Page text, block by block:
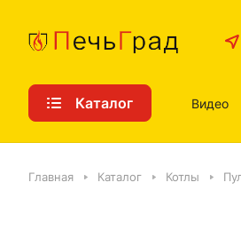
Каталог Видео
Главная Каталог Котлы